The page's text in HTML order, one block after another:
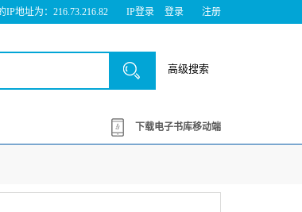
IP地址为：216.73.216.82 IP登录 登录 注册
高级搜索
下载电子书库移动端